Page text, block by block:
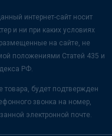
интернет-сайт носит
и ни при каких условиях
на сайте, не
положениями Статей 435 и
РФ.
товара, будет подтвержден
звонка на номер,
электронной почте.